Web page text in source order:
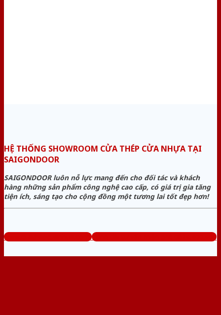
HỆ THỐNG SHOWROOM CỬA THÉP CỬA NHỰA TẠI
SAIGONDOOR
SAIGONDOOR luôn nỗ lực mang đến cho đối tác và khách
hàng những sản phẩm công nghệ cao cấp, có giá trị gia tăng
tiện ích, sáng tạo cho cộng đồng một tương lai tốt đẹp hơn!
www.cuathepcuanhua.com Tổng đài tư vấn miễn phí: 0824.400.400